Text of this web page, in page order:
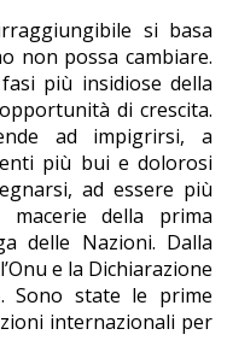
si basa
non possa cambiare.
più insidiose della
di crescita.
ad impigrirsi, a
più bui e dolorosi
ad essere più
macerie della prima
delle Nazioni. Dalla
e la Dichiarazione
Sono state le prime
internazionali per